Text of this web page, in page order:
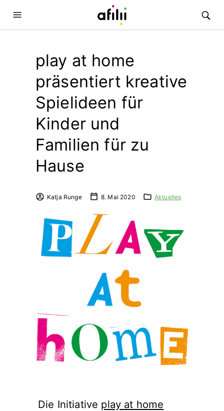
play at home
präsentiert kreative
Spielideen für
Kinder und
Familien für zu
Hause
Katja Runge 8. Mai 2020 Aktuelles
Die Initiative play at home